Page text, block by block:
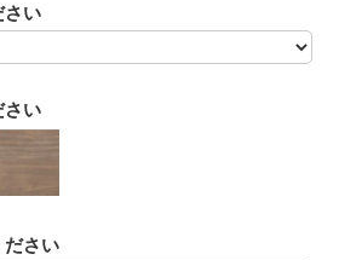
さい
さい
ださい